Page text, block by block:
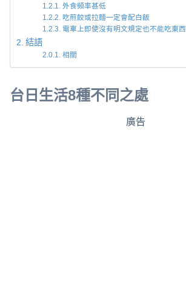
外食頻率甚低
吃煎餃或拉麵一定會配白飯
電車上即使沒有明文規定也不能吃東西
結語
相關
台日生活8種不同之處
廣告